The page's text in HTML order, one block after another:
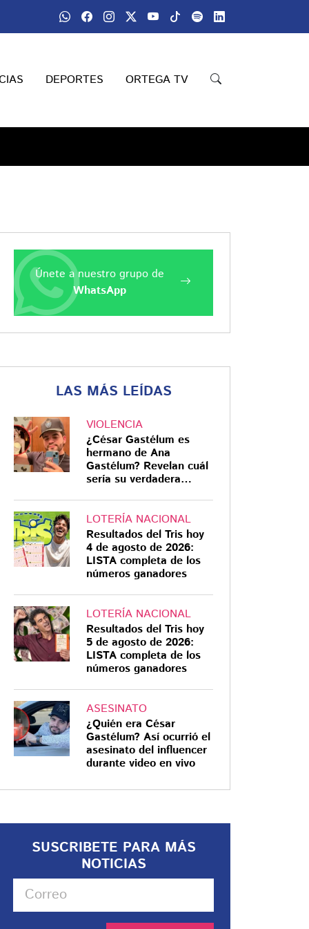
DEPORTES ORTEGA TV
Únete a nuestro grupo de
WhatsApp
LAS MÁS LEÍDAS
VIOLENCIA
¿César Gastélum es
hermano de Ana
Gastélum? Revelan cuál
sería su verdadera
LOTERÍA NACIONAL
Resultados del Tris hoy
4 de agosto de 2026:
LISTA completa de los
números ganadores
LOTERÍA NACIONAL
Resultados del Tris hoy
5 de agosto de 2026:
LISTA completa de los
números ganadores
ASESINATO
¿Quién era César
Gastélum? Así ocurrió el
asesinato del influencer
durante video en vivo
SUSCRIBETE PARA MÁS
NOTICIAS